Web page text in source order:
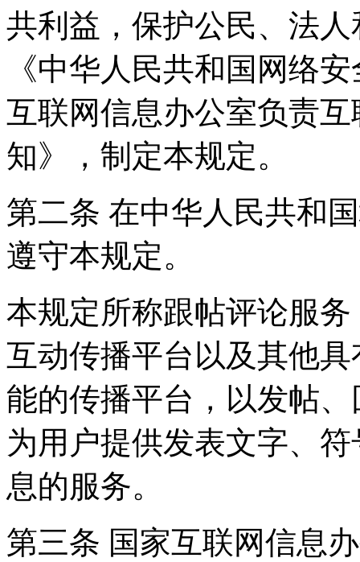
共利益，保护公民、法
《中华人民共和国网络
互联网信息办公室负责
知》，制定本规定。
第二条 在中华人民共和
遵守本规定。
本规定所称跟帖评论服
互动传播平台以及其他
能的传播平台，以发帖
为用户提供发表文字、
息的服务。
第三条 国家互联网信息